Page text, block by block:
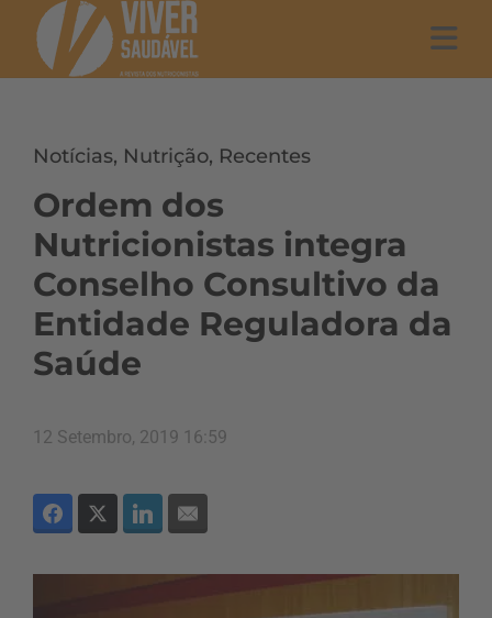
Notícias, Nutrição, Recentes
Ordem dos
Nutricionistas integra
Conselho Consultivo da
Entidade Reguladora da
Saúde
12 Setembro, 2019 16:59